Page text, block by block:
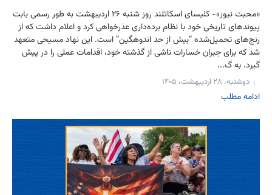
«محبت نیوز»- کلیسای اسکاتلند روز شنبه ۲۶ اردیبهشت به طور رسمی بابت
پیوندهای تاریخی خود با نظام برده‌داری عذرخواهی کرد و اعلام داشت که از
رنج‌های تحمیل‌شده “بیش از حد اندوهگین” است. این نهاد مسیحی متعهد
شد که برای جبران خسارات ناشی از گذشته خود، اقدامات عملی را در پیش
گیرد. به گ...
دوشنبه، ۲۸ اردیبهشت، ۱۴۰۵
ادامه مطلب